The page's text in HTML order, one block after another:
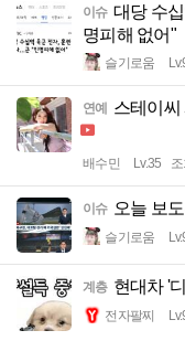
이슈 대당 수
명피해 없어"
슬기로움
연예 스테이씨
배수민 Lv.35
이슈 오늘 보
슬기로움
계층 현대차 '
전자팔찌